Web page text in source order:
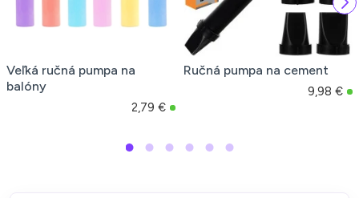
Veľká ručná pumpa na
balóny
2,79 €
Ručná pumpa na cement
9,98 €